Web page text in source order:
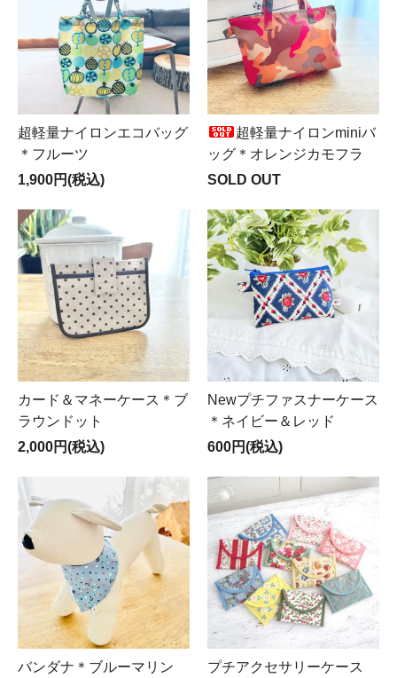
超軽量ナイロンエコバッグ
＊フルーツ
1,900円(税込)
超軽量ナイロンminiバ
ッグ＊オレンジカモフラ
SOLD OUT
カード＆マネーケース＊ブ
ラウンドット
2,000円(税込)
Newプチファスナーケース
＊ネイビー＆レッド
600円(税込)
バンダナ＊ブルーマリン
プチアクセサリーケース